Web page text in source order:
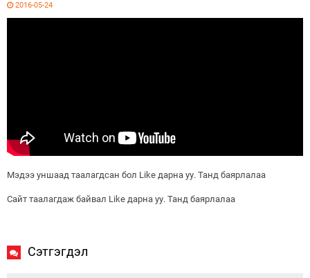
2016-05-24
Мэдээ уншаад таалагдсан бол Like дарна уу. Танд баярлалаа
Сайт таалагдаж байвал Like дарна уу. Танд баярлалаа
Сэтгэгдэл